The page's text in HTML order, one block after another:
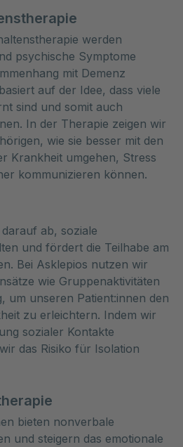
werden
psychische Symptome
mit Demenz
auf der Idee, dass viele
sind und somit auch
In der Therapie zeigen wir
wie sie besser mit den
Krankheit umgehen, Stress
kommunizieren können.
ab, soziale
und fördert die Teilhabe am
Bei Asklepios nutzen wir
wie Gruppenaktivitäten
um unseren Patient:innen den
zu erleichtern. Indem wir
sozialer Kontakte
das Risiko für Isolation
bieten nonverbale
und steigern das emotionale